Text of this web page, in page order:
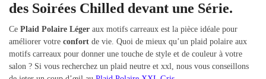
des Soirées Chilled devant une Série.
Ce Plaid Polaire Léger aux motifs carreaux est la pièce idéale pour
améliorer votre confort de vie. Quoi de mieux qu’un plaid polaire aux
motifs carreaux pour donner une touche de style et de couleur à votre
salon ? Si vous recherchez un plaid neutre et xxl, nous vous conseillons